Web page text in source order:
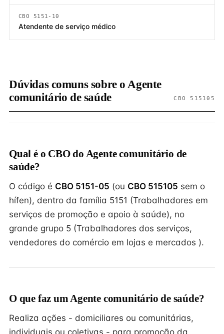
CBO 5151-10
Atendente de serviço médico
Dúvidas comuns sobre o Agente
comunitário de saúde
CBO 515105
Qual é o CBO do Agente comunitário de
saúde?
O código é CBO 5151-05 (ou CBO 515105 sem o
hífen), dentro da família 5151 (Trabalhadores em
serviços de promoção e apoio à saúde), no
grande grupo 5 (Trabalhadores dos serviços,
vendedores do comércio em lojas e mercados ).
O que faz um Agente comunitário de saúde?
Realiza ações - domiciliares ou comunitárias,
individuais ou coletivas - para promoção da